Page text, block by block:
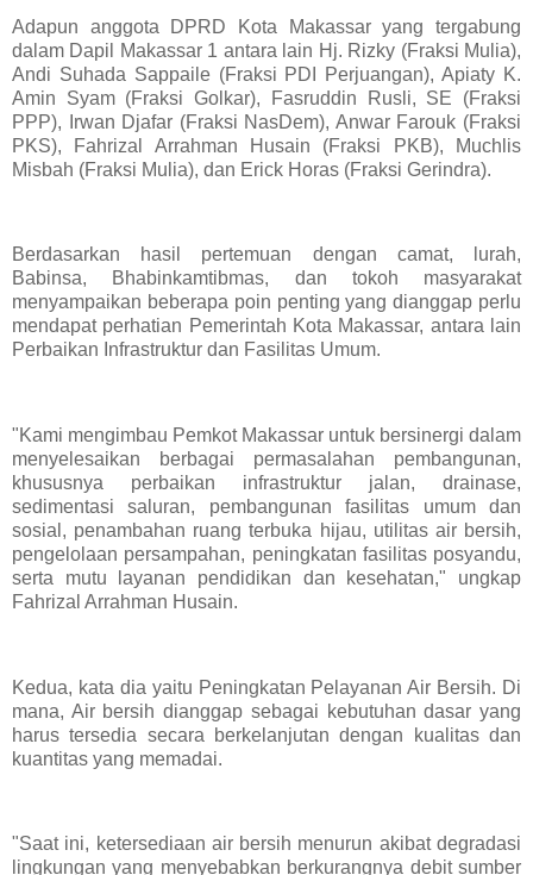
Adapun anggota DPRD Kota Makassar yang tergabung
dalam Dapil Makassar 1 antara lain Hj. Rizky (Fraksi Mulia),
Andi Suhada Sappaile (Fraksi PDI Perjuangan), Apiaty K.
Amin Syam (Fraksi Golkar), Fasruddin Rusli, SE (Fraksi
PPP), Irwan Djafar (Fraksi NasDem), Anwar Farouk (Fraksi
PKS), Fahrizal Arrahman Husain (Fraksi PKB), Muchlis
Misbah (Fraksi Mulia), dan Erick Horas (Fraksi Gerindra).
Berdasarkan hasil pertemuan dengan camat, lurah,
Babinsa, Bhabinkamtibmas, dan tokoh masyarakat
menyampaikan beberapa poin penting yang dianggap perlu
mendapat perhatian Pemerintah Kota Makassar, antara lain
Perbaikan Infrastruktur dan Fasilitas Umum.
"Kami mengimbau Pemkot Makassar untuk bersinergi dalam
menyelesaikan berbagai permasalahan pembangunan,
khususnya perbaikan infrastruktur jalan, drainase,
sedimentasi saluran, pembangunan fasilitas umum dan
sosial, penambahan ruang terbuka hijau, utilitas air bersih,
pengelolaan persampahan, peningkatan fasilitas posyandu,
serta mutu layanan pendidikan dan kesehatan," ungkap
Fahrizal Arrahman Husain.
Kedua, kata dia yaitu Peningkatan Pelayanan Air Bersih. Di
mana, Air bersih dianggap sebagai kebutuhan dasar yang
harus tersedia secara berkelanjutan dengan kualitas dan
kuantitas yang memadai.
"Saat ini, ketersediaan air bersih menurun akibat degradasi
lingkungan yang menyebabkan berkurangnya debit sumber